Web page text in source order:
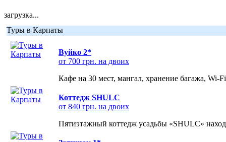
загрузка...
Туры в Карпаты
Вуйко 2*
от 700 грн. на двоих
Кафе на 30 мест, мангал, хранение багажа, Wi-
Коттедж SHULC
от 840 грн. на двоих
Пятиэтажный коттедж усадьбы «SHULC»